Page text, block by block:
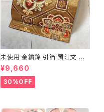
未使用 金繍錦 引箔 蜀江文 唐
織 華紋 袋帯 正絹 金糸 ゴール
ド 赤 紫 710
¥9,660
30%OFF